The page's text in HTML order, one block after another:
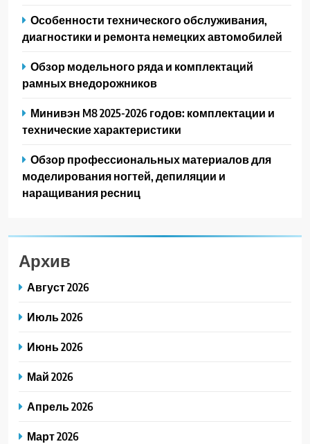
Особенности технического обслуживания,
диагностики и ремонта немецких автомобилей
Обзор модельного ряда и комплектаций
рамных внедорожников
Минивэн M8 2025-2026 годов: комплектации и
технические характеристики
Обзор профессиональных материалов для
моделирования ногтей, депиляции и
наращивания ресниц
Архив
Август 2026
Июль 2026
Июнь 2026
Май 2026
Апрель 2026
Март 2026